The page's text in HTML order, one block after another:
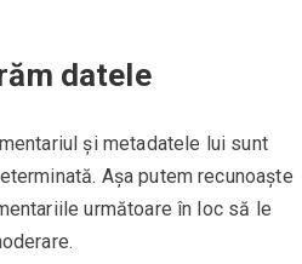
datele
și metadatele lui sunt
Așa putem recunoaște
următoare în loc să le